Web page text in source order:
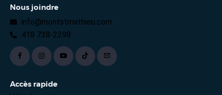
Nous joindre
info@montstmathieu.com
418 738-2298
Accès rapide